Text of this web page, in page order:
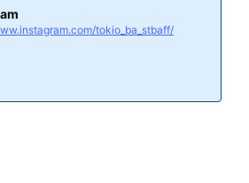
tokio_ba_stbaff/